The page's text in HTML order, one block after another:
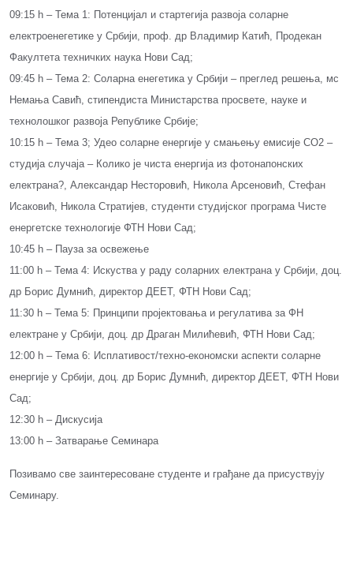
09:15 h – Тема 1: Потенцијал и стартегија развоја соларне
електроенегетике у Србији, проф. др Владимир Катић, Продекан
Факултета техничких наука Нови Сад;
09:45 h – Тема 2: Соларна енегетика у Србији – преглед решења, мс
Немања Савић, стипендиста Министарства просвете, науке и
технолошког развоја Републике Србије;
10:15 h – Тема 3; Удео соларне енергије у смањењу емисије CO2 –
студија случаја – Колико је чиста енергија из фотонапонских
електрана?, Александар Несторовић, Никола Арсеновић, Стефан
Исаковић, Никола Стратијев, студенти студијског програма Чисте
енергетске технологије ФТН Нови Сад;
10:45 h – Пауза за освежење
11:00 h – Тема 4: Искуства у раду соларних електрана у Србији, доц.
др Борис Думнић, директор ДЕЕТ, ФТН Нови Сад;
11:30 h – Тема 5: Принципи пројектовања и регулатива за ФН
електране у Србији, доц. др Драган Милићевић, ФТН Нови Сад;
12:00 h – Тема 6: Исплативост/техно-економски аспекти соларне
енергије у Србији, доц. др Борис Думнић, директор ДЕЕТ, ФТН Нови
Сад;
12:30 h – Дискусија
13:00 h – Затварање Семинара
Позивамо све заинтересоване студенте и грађане да присуствују
Семинару.